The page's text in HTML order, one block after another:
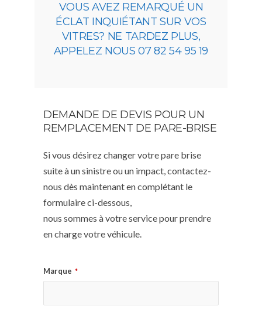
VOUS AVEZ REMARQUÉ UN
ÉCLAT INQUIÉTANT SUR VOS
VITRES? NE TARDEZ PLUS,
APPELEZ NOUS 07 82 54 95 19
DEMANDE DE DEVIS POUR UN
REMPLACEMENT DE PARE-BRISE
Si vous désirez changer votre pare brise
suite à un sinistre ou un impact, contactez-
nous dès maintenant en complétant le
formulaire ci-dessous,
nous sommes à votre service pour prendre
en charge votre véhicule.
Marque *